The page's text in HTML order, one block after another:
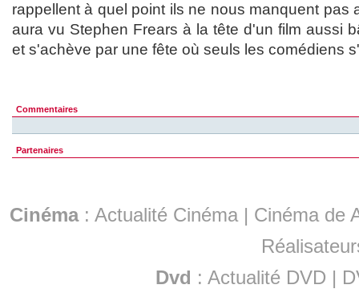
rappellent à quel point ils ne nous manquent pas
aura vu Stephen Frears à la tête d'un film aussi
et s'achève par une fête où seuls les comédiens
Commentaires
Partenaires
Cinéma: Actualité Cinéma | Cinéma de
Dvd : Actualité DVD |